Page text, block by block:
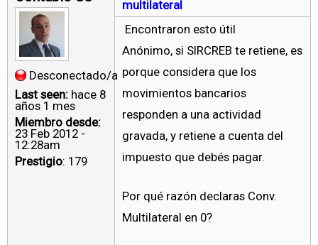
Desconectado/a
Last seen: hace 8
años 1 mes
Miembro desde:
23 Feb 2012 -
12:28am
Prestigio: 179
multilateral
Encontraron esto útil
Anónimo, si SIRCREB te retiene, es
porque considera que los
movimientos bancarios
responden a una actividad
gravada, y retiene a cuenta del
impuesto que debés pagar.
Por qué razón declaras Conv.
Multilateral en 0?